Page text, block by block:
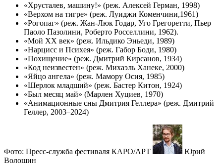
«Хрусталев, машину!» (реж. Алексей Герман, 1998)
«Верхом на тигре» (реж. Луиджи Коменчини,1961)
«Рогопаг» (реж. Жан-Люк Годар, Уго Грегоретти, Пьер
Паоло Пазолини, Роберто Росселлини, 1962).
«Мой XX век» (реж. Ильдико Эньеди, 1989)
«Нарцисс и Психея» (реж. Габор Боди, 1980)
«Похищение» (реж. Дмитрий Кирсанов, 1934)
«Код неизвестен» (реж. Михаэль Ханеке, 2000)
«Яйцо ангела» (реж. Мамору Осия, 1985)
«Шерлок младший» (реж. Бастер Китон, 1924)
«Был месяц май» (Марлен Хуциев, 1970)
«Анимационные сны Дмитрия Геллера» (реж. Дмитрий
Геллер, 2003–2024)
Фото: Пресс-служба фестиваля КАРО/АРТ
Юрий
Волошин